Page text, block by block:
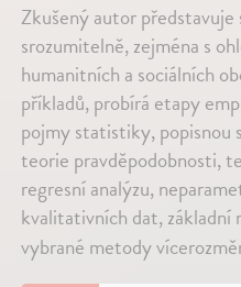
Zkušený autor
srozumitelně, zejména s
humanitních a sociálních
příkladů, probírá etapy
pojmy statistiky,
teorie pravděpodobnosti,
regresní analýzu,
kvalitativních dat,
vybrané metody